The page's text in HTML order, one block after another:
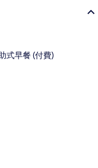
式早餐 (付費)